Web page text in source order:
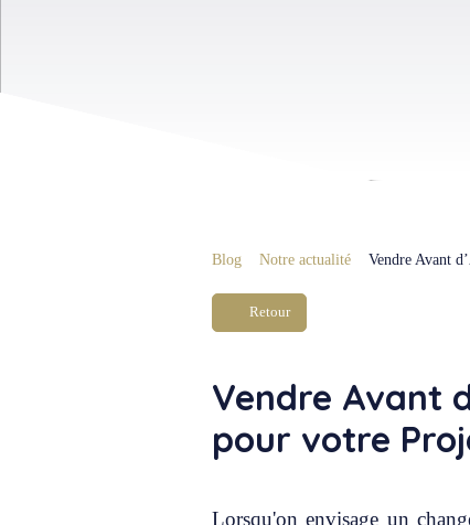
Blog Notre actualité Vendre Avant
Retour
Vendre Avant
pour votre
Lorsqu'on envisage un